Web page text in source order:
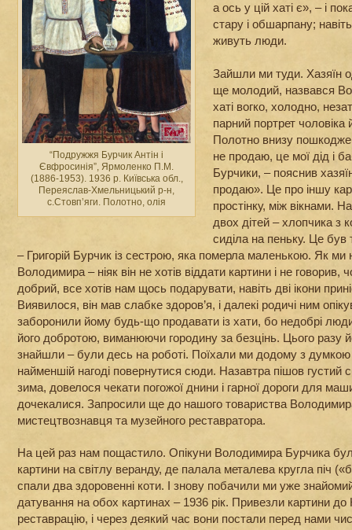
“Подружжя Бурчик Антін і
Євфросинія”, Ярмоленко П.М.
(1886-1953). 1936 р. Київська обл.,
Переяслав-Хмельницький р-н,
с.Стовп’яги. Полотно, олія
а ось у цій хаті є», – і
стару і обшарпану;
живуть люди.
Зайшли ми туди. Хазяїн
ще молодий, назвався
хаті вогко, холодно,
парний портрет чоловіка
Полотно внизу
не продаю, це мої дід і
Бурчики, – пояснив
продаю». Це про іншу
простінку, між вікнами.
двох дітей – хлопчика з
сиділа на пеньку. Це був
– Григорій Бурчик із сестрою, яка померла маленькою. Як
Володимира – ніяк він не хотів віддати картини і не
добрий, все хотів нам щось подарувати, навіть дві ікони
Виявилося, він мав слабке здоров’я, і далекі родичі ним
заборонили йому будь-що продавати із хати, бо недобрі
його добротою, виманюючи городину за безцінь. Цього разу
знайшли – були десь на роботі. Поїхали ми додому з думкою
найменшій нагоді повернутися сюди. Назавтра пішов густий
зима, довелося чекати погожої днини і гарної дороги для
дочекалися. Запросили ще до нашого товариства
мистецтвознавця та музейного реставратора.
На цей раз нам пощастило. Опікуни Володимира Бурчика
картини на світлу веранду, де палала металева кругла піч
спали два здоровенні коти. І знову побачили ми уже
датування на обох картинах – 1936 рік. Привезли картини до
реставрацію, і через деякий час вони постали перед нами